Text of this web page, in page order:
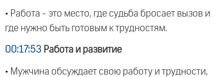
• Работа - это место, где судьба бросает вызов и
где нужно быть готовым к трудностям.
00:17:53 Работа и развитие
• Мужчина обсуждает свою работу и трудности,